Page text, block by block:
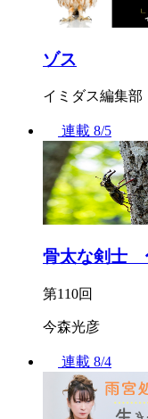
ゾス
イミダス編集部
連載 8/5
骨太な剣士
第110回
今森光彦
連載 8/4